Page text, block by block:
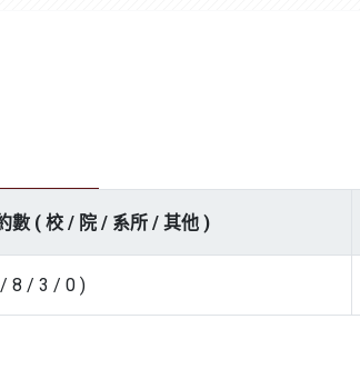
數 ( 校 / 院 / 系所 / 其他 )
8 / 3 / 0 )